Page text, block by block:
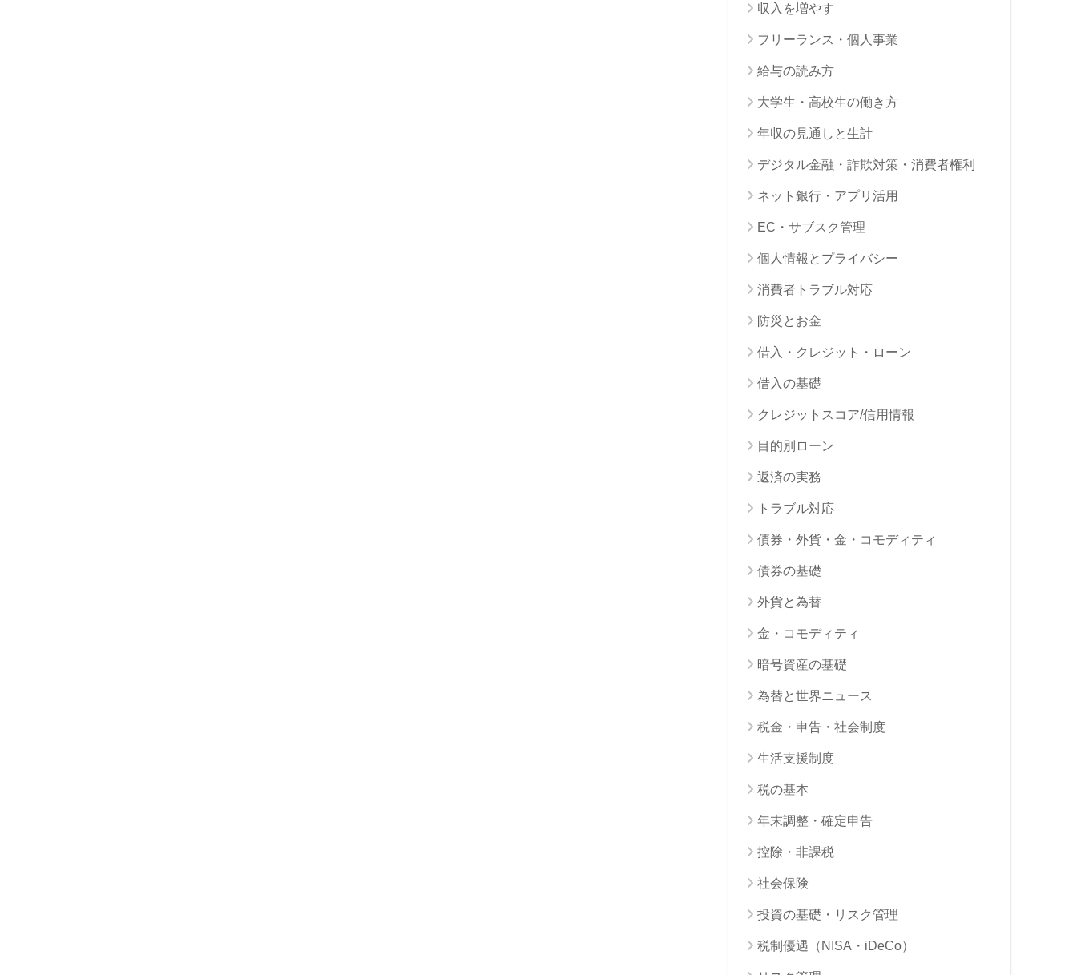
収入を増やす
フリーランス・個人事業
給与の読み方
大学生・高校生の働き方
年収の見通しと生計
デジタル金融・詐欺対策・消費者権利
ネット銀行・アプリ活用
EC・サブスク管理
個人情報とプライバシー
消費者トラブル対応
防災とお金
借入・クレジット・ローン
借入の基礎
クレジットスコア/信用情報
目的別ローン
返済の実務
トラブル対応
債券・外貨・金・コモディティ
債券の基礎
外貨と為替
金・コモディティ
暗号資産の基礎
為替と世界ニュース
税金・申告・社会制度
生活支援制度
税の基本
年末調整・確定申告
控除・非課税
社会保険
投資の基礎・リスク管理
税制優遇（NISA・iDeCo）